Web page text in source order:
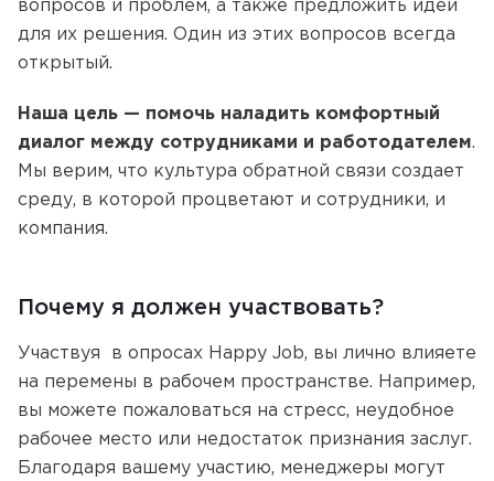
вопросов и проблем, а также предложить идеи
для их решения. Один из этих вопросов всегда
открытый.
Наша цель — помочь наладить комфортный
диалог между сотрудниками и работодателем.
Мы верим, что культура обратной связи создает
среду, в которой процветают и сотрудники, и
компания.
Почему я должен участвовать?
Участвуя в опросах Happy Job, вы лично влияете
на перемены в рабочем пространстве. Например,
вы можете пожаловаться на стресс, неудобное
рабочее место или недостаток признания заслуг.
Благодаря вашему участию, менеджеры могут